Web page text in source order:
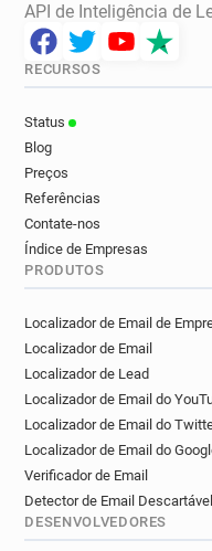
API de Inteligência de
RECURSOS
Status
Blog
Preços
Referências
Contate-nos
Índice de Empresas
PRODUTOS
Localizador de Email de
Localizador de Email
Localizador de Lead
Localizador de Email do
Localizador de Email do
Localizador de Email do
Verificador de Email
Detector de Email Descartável
DESENVOLVEDORES